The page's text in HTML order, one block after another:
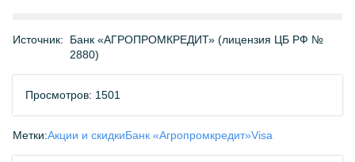
Источник:
Банк «АГРОПРОМКРЕДИТ» (лицензия ЦБ РФ №
2880)
Просмотров: 1501
Метки:Акции и скидкиБанк «Агропромкредит»Visa